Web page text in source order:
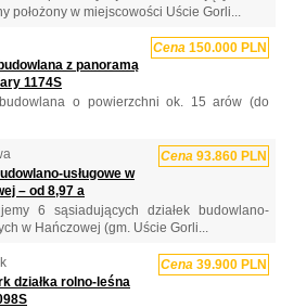
położony w miejscowości Uście Gorli...
Cena 150.000 PLN
z panoramą
1174S
o powierzchni ok. 15 arów (do
Cena 93.860 PLN
usługowe w
– od 8,97 a
6 sąsiadujących działek budowlano-
w Hańczowej (gm. Uście Gorli...
Cena 39.900 PLN
działka rolno-leśna